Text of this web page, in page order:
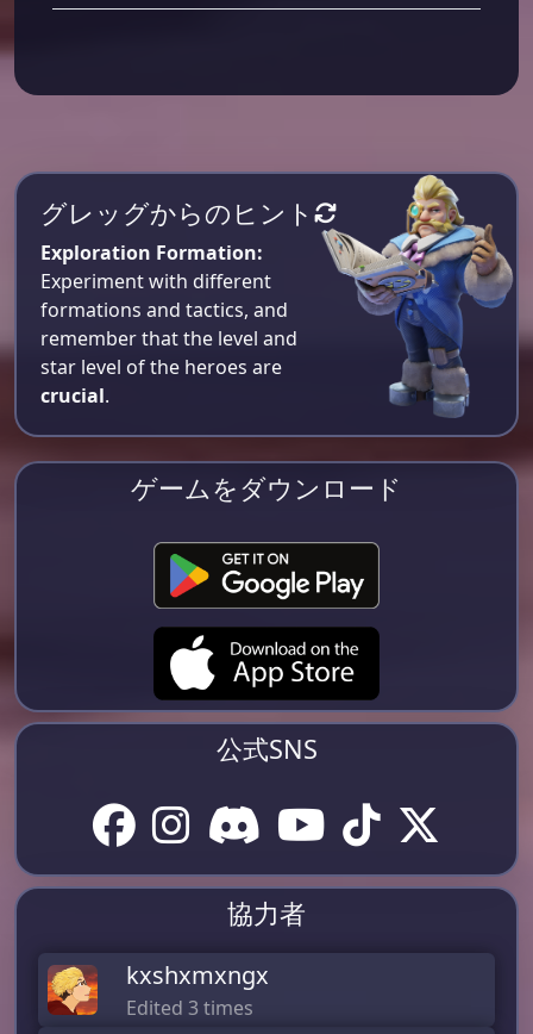
グレッグからのヒント
Exploration Formation:
Experiment with different
formations and tactics, and
remember that the level and
star level of the heroes are
crucial.
ゲームをダウンロード
公式SNS
協力者
kxshxmxngx
Edited 3 times